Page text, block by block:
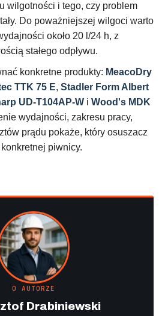
wilgotności i tego, czy problem
Do poważniejszej wilgoci warto
około 20 l/24 h, z
stałego odpływu.
konkretne produkty: MeacoDry
TTK 75 E, Stadler Form Albert
UD-T104AP-W i Wood's MDK
wydajności, zakresu pracy,
prądu pokaże, który osuszacz
piwnicy.
O AUTORZE
Drabiniewski